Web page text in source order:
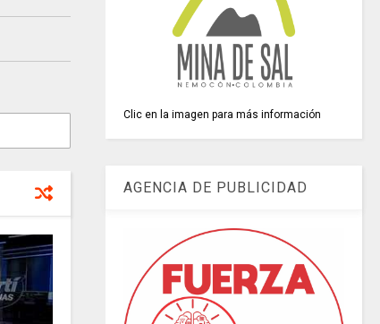
Clic en la imagen para más información
AGENCIA DE PUBLICIDAD